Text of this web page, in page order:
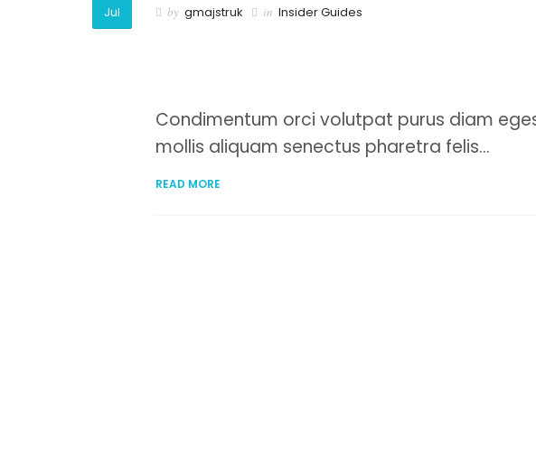
Jul by gmajstruk in Insider Guides
Condimentum orci volutpat purus diam
mollis aliquam senectus pharetra felis…
READ MORE